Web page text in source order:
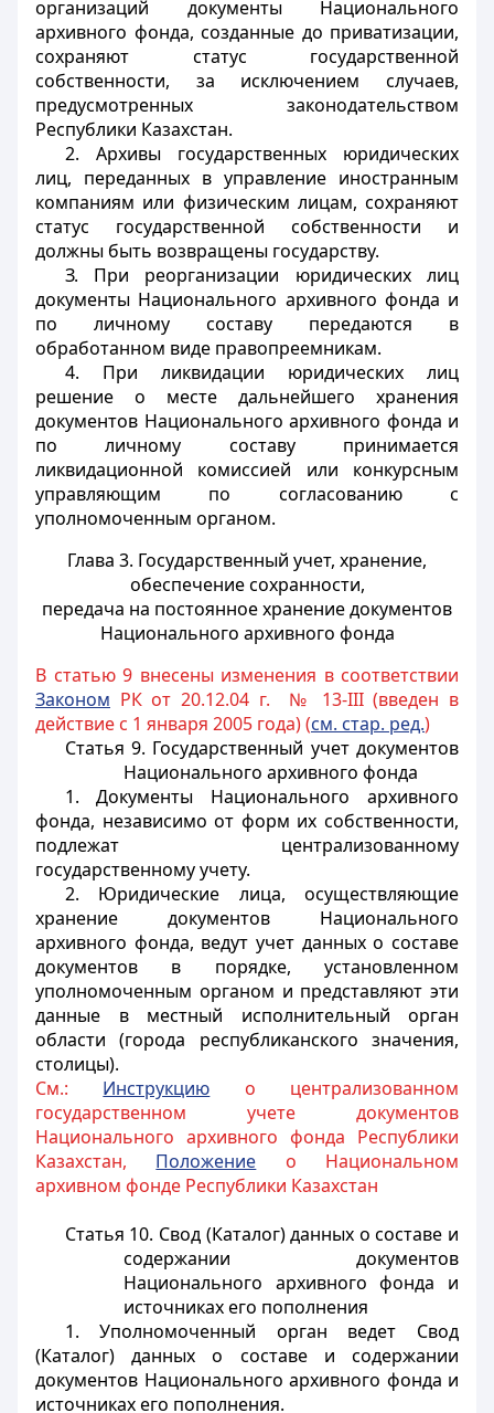
организаций документы Национального
архивного фонда, созданные до приватизации,
сохраняют статус государственной
собственности, за исключением случаев,
предусмотренных законодательством
Республики Казахстан.
2. Архивы государственных юридических
лиц, переданных в управление иностранным
компаниям или физическим лицам, сохраняют
статус государственной собственности и
должны быть возвращены государству.
З. При реорганизации юридических лиц
документы Национального архивного фонда и
по личному составу передаются в
обработанном виде правопреемникам.
4. При ликвидации юридических лиц
решение о месте дальнейшего хранения
документов Национального архивного фонда и
по личному составу принимается
ликвидационной комиссией или конкурсным
управляющим по согласованию с
уполномоченным органом.
Глава 3. Государственный учет, хранение,
обеспечение сохранности,
передача на постоянное хранение документов
Национального архивного фонда
В статью 9 внесены изменения в соответствии
Законом РК от 20.12.04 г. № 13-III (введен в
действие с 1 января 2005 года) (см. стар. ред.)
Статья 9. Государственный учет документов
Национального архивного фонда
1. Документы Национального архивного
фонда, независимо от форм их собственности,
подлежат централизованному
государственному учету.
2. Юридические лица, осуществляющие
хранение документов Национального
архивного фонда, ведут учет данных о составе
документов в порядке, установленном
уполномоченным органом и представляют эти
данные в местный исполнительный орган
области (города республиканского значения,
столицы).
См.: Инструкцию о централизованном
государственном учете документов
Национального архивного фонда Республики
Казахстан, Положение о Национальном
архивном фонде Республики Казахстан
Статья 10. Свод (Каталог) данных о составе и
содержании документов
Национального архивного фонда и
источниках его пополнения
1. Уполномоченный орган ведет Свод
(Каталог) данных о составе и содержании
документов Национального архивного фонда и
источниках его пополнения.